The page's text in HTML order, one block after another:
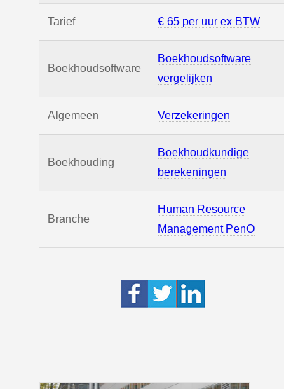
Tarief € 65 per uur ex BTW
Boekhoudsoftware
Boekhoudsoftware
vergelijken
Algemeen Verzekeringen
Boekhouding
Boekhoudkundige
berekeningen
Branche
Human Resource
Management PenO